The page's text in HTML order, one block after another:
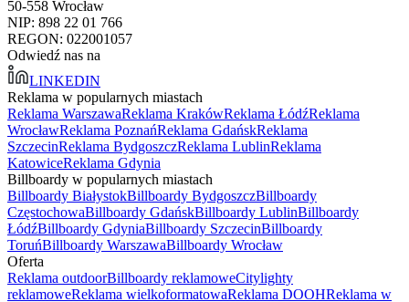
50-558 Wrocław
NIP: 898 22 01 766
REGON: 022001057
Odwiedź nas na
LINKEDIN
Reklama w popularnych miastach
Reklama WarszawaReklama KrakówReklama ŁódźReklama
WrocławReklama PoznańReklama GdańskReklama
SzczecinReklama BydgoszczReklama LublinReklama
KatowiceReklama Gdynia
Billboardy w popularnych miastach
Billboardy BiałystokBillboardy BydgoszczBillboardy
CzęstochowaBillboardy GdańskBillboardy LublinBillboardy
ŁódźBillboardy GdyniaBillboardy SzczecinBillboardy
ToruńBillboardy WarszawaBillboardy Wrocław
Oferta
Reklama outdoorBillboardy reklamoweCitylighty
reklamoweReklama wielkoformatowaReklama DOOHReklama w